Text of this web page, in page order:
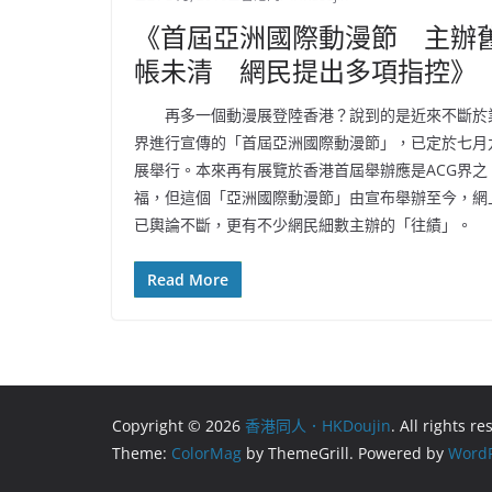
《首屆亞洲國際動漫節 主辦
帳未清 網民提出多項指控》
再多一個動漫展登陸香港？說到的是近來不斷於
界進行宣傳的「首屆亞洲國際動漫節」，已定於七月
展舉行。本來再有展覽於香港首屆舉辦應是ACG界之
福，但這個「亞洲國際動漫節」由宣布舉辦至今，網
已輿論不斷，更有不少網民細數主辦的「往績」。
Read More
Copyright © 2026 香港同人．HKDoujin. All rights
Theme: ColorMag by ThemeGrill. Powered by